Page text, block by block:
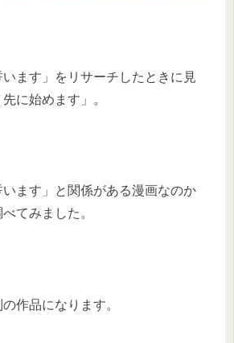
います」をリサーチしたときに見
に始めます」。
います」と関係がある漫画なのか
てみました。
作品になります。